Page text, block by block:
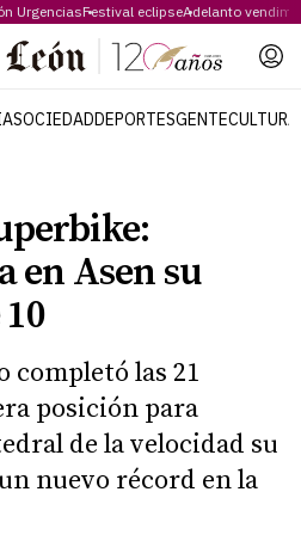
UrgenciasFestival eclipseAdelanto
SOCIEDADDEPORTESGENTECULTURA
en Asen su
completó las 21
posición para
de la velocidad su
nuevo récord en la